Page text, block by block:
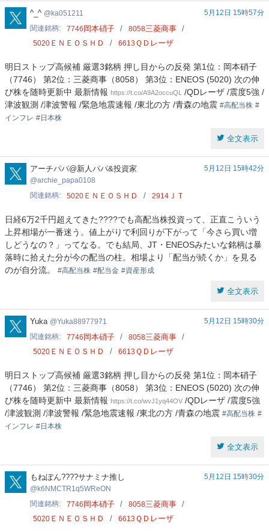
ka051211
^_^ ka051211
5月12日 15時57分
関連銘柄
7746 岡本硝子 8058三菱商事
5020 ＥＮＥＯＳＨＤ 6613 ＱＤレーザ
明日ストップ高候補 厳選3銘柄 押し目からの反発 第1位：岡本硝子
（7746） 第2位：三菱商事（8058） 第3位：ENEOS (5020) 次の伸
び株を随時更新中 最新情報 https://t.co/A9A2occuQL
/QDレーザ /震度5強 /
津波観測 /津波警報 /緊急地震速報 /東北の方 /青森の地震 #高配当株 #
インフレ #日本株
全文表示
archie_papa0108
アーチパパ@新人パパ&投資家
archie_papa0108
5月12日 15時42分
関連銘柄 5020 ＥＮＥＯＳＨＤ 2914 ＪＴ
日経6万2千円超えてきた????でも高配当株投資って、正直こういう
上昇相場が一番迷う。値上がりで利回りが下がって「今さら買い増
しどうなの？」ってなる。でも結局、JT・ENEOSみたいな銘柄は暴
落時に拾えた分が今の配当の柱。相場より「配当が続くか」を見る
のが自分流。 #高配当株 #配当金 #資産形成
全文表示
Yuka88977971
Yuka Yuka88977971
5月12日 15時30分
関連銘柄
7746 岡本硝子 8058三菱商事
5020 ＥＮＥＯＳＨＤ 6613 ＱＤレーザ
明日ストップ高候補 厳選3銘柄 押し目からの反発 第1位：岡本硝子
（7746） 第2位：三菱商事（8058） 第3位：ENEOS (5020) 次の伸
び株を随時更新中 最新情報 https://t.co/wvJ1yq44OV /QDレーザ /震度5強
/津波観測 /津波警報 /緊急地震速報 /東北の方 /青森の地震 #高配当株 #
インフレ #日本株
全文表示
k6NMCTR1q5WReON
もねぽん????サナミナ推し
k6NMCTR1q5WReON
5月12日 15時30分
関連銘柄 7746 岡本硝子 8058三菱商事
5020 ＥＮＥＯＳＨＤ 6613 ＱＤレーザ